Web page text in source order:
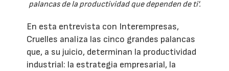
palancas de la productividad que dependen de ti'.
En esta entrevista con Interempresas,
Cruelles analiza las cinco grandes palancas
que, a su juicio, determinan la productividad
industrial: la estrategia empresarial, la